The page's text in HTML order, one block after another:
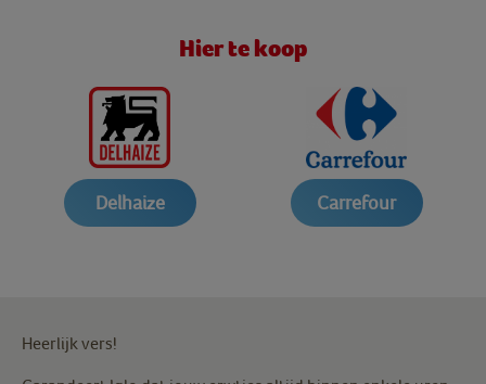
Hier te koop
Delhaize Carrefour
Heerlijk vers!